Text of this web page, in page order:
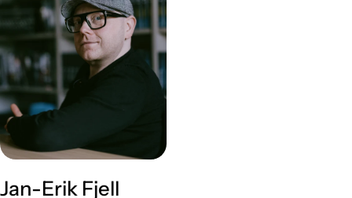
Jan-Erik Fjell